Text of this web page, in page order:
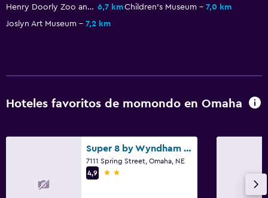
Fax/fotocopiadora
Escritorio
Servicio de despertador
Bañera de hidromasaje
Lavandería
Henry Doorly Zoo and Aquarium 6,7 kmChildren's Museum
7,0 km
Joslyn Art Museum
7,2 km
Hoteles favoritos de momondo en Omaha
Super 8 by Wyndham Omaha NE
7111 Spring Street, Omaha, NE
4,9
2 estrellas